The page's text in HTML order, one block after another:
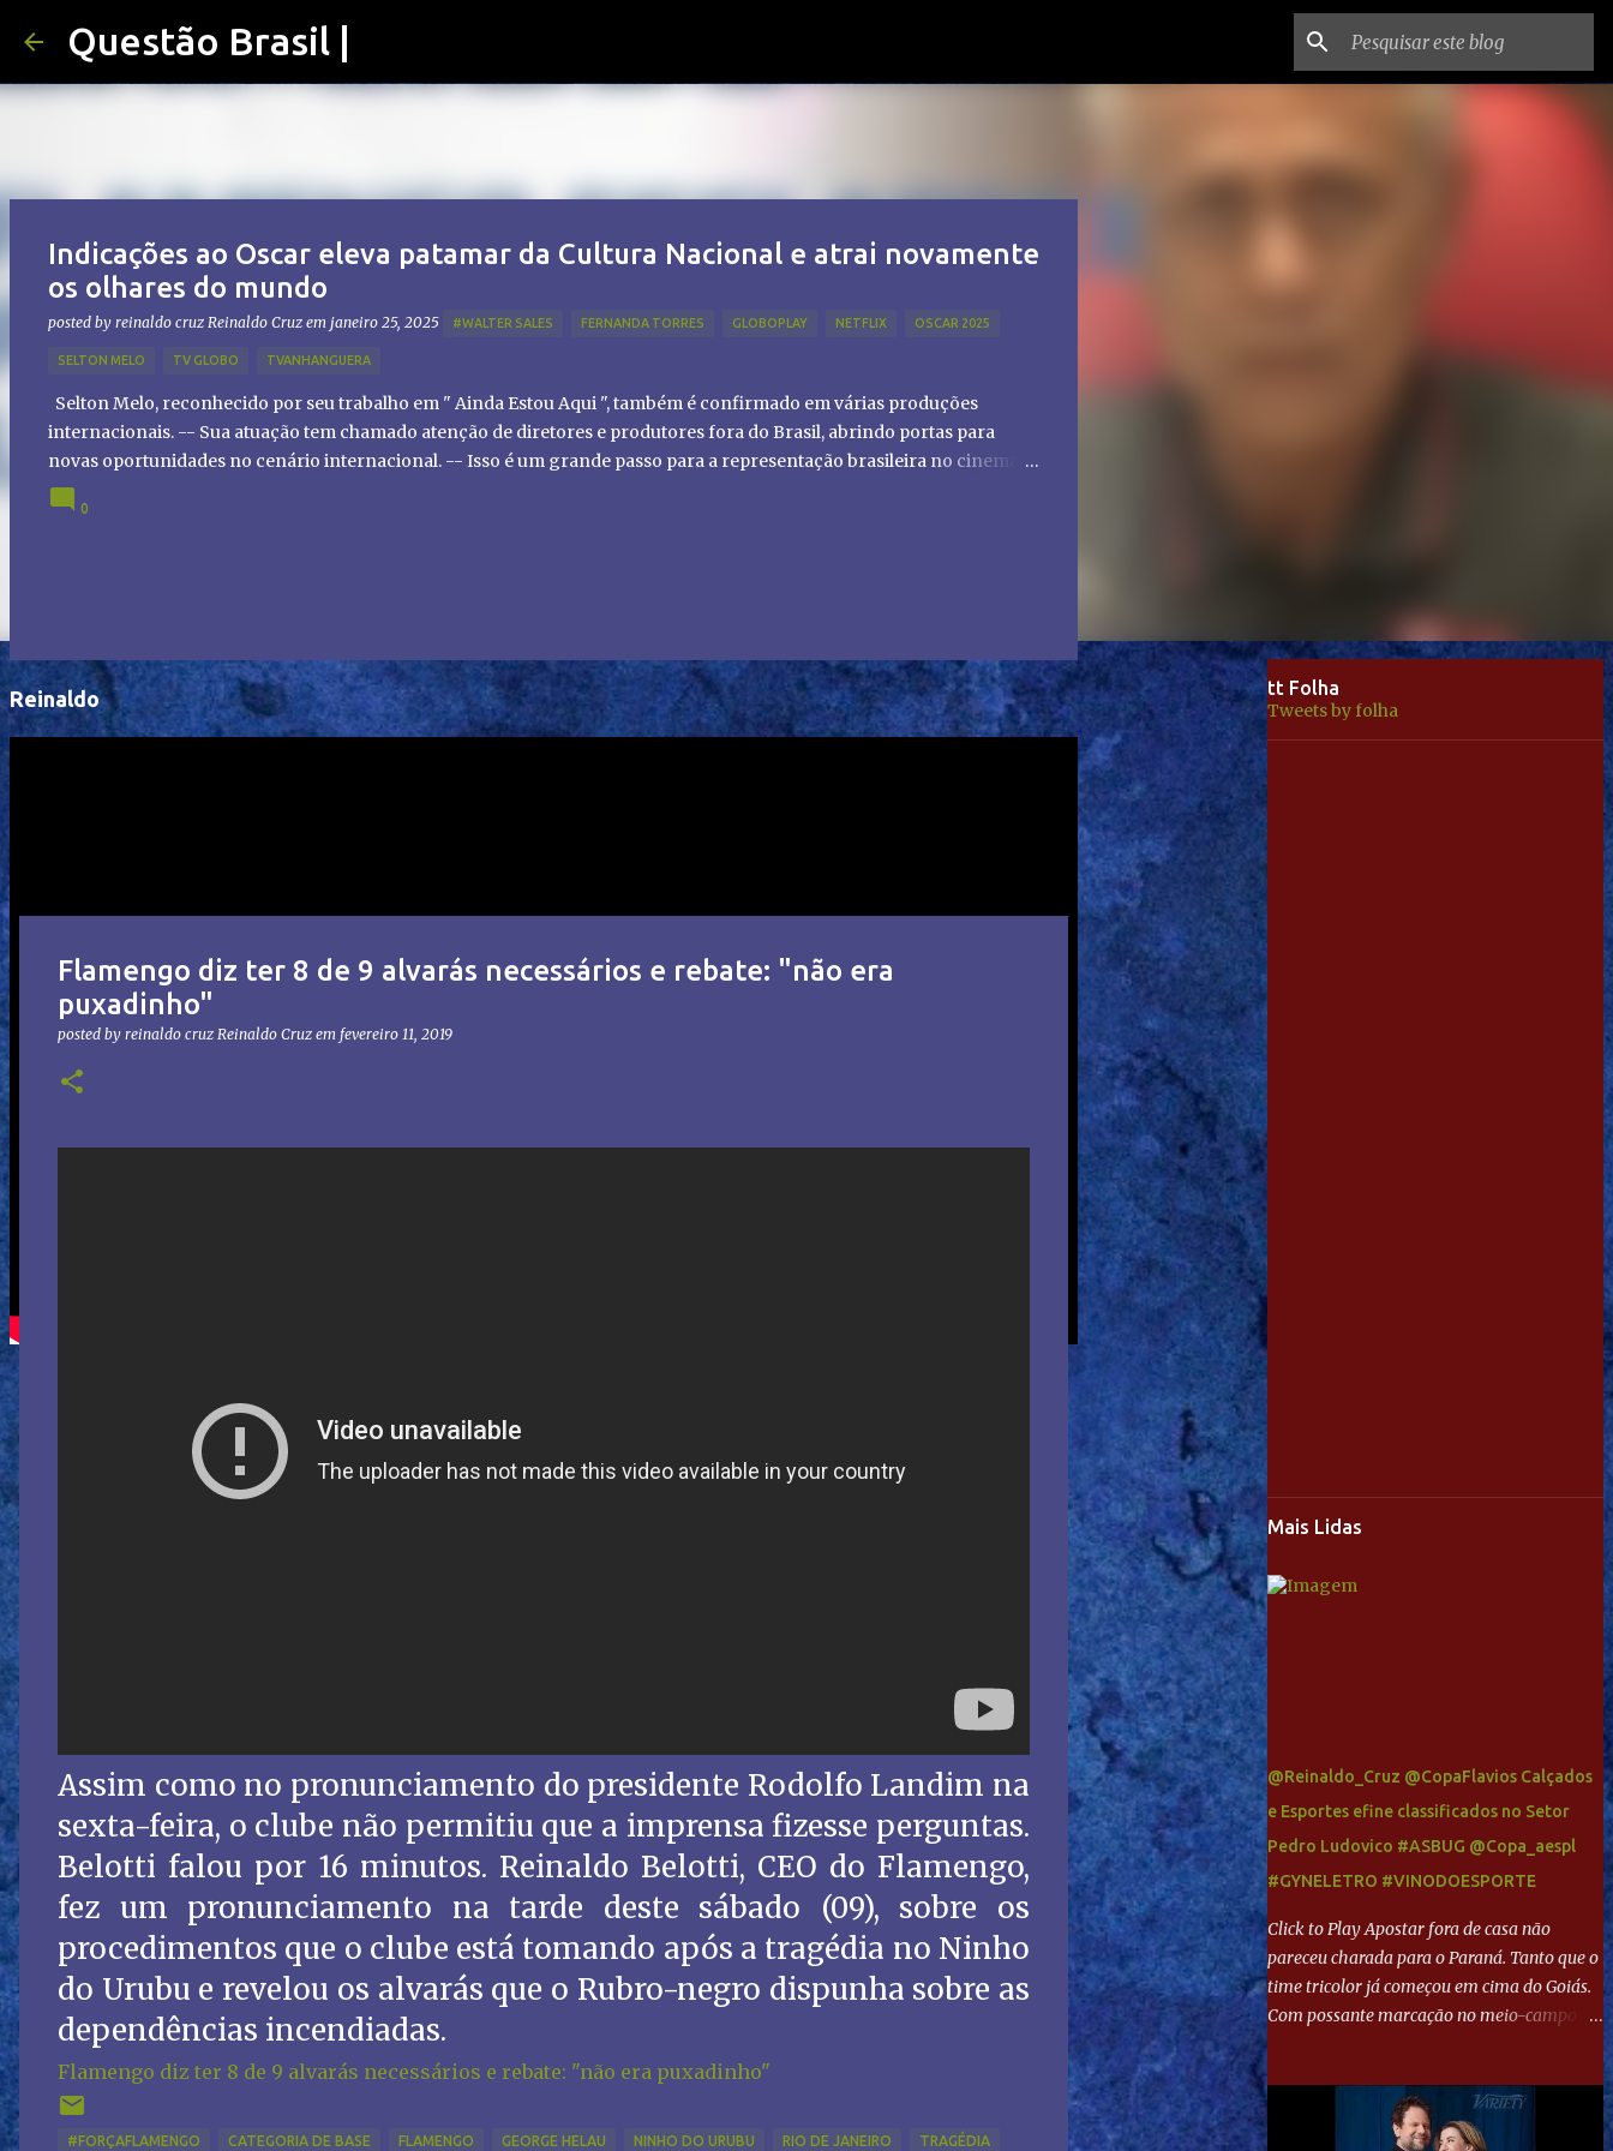
Questão Brasil |
Indicações ao Oscar eleva patamar da Cultura Nacional e atrai novamente
os olhares do mundo
posted by reinaldo cruz Reinaldo Cruz em janeiro 25, 2025 #WALTER SALES FERNANDA TORRES GLOBOPLAY NETFLIX OSCAR 2025
SELTON MELO TV GLOBO TVANHANGUERA
Selton Melo, reconhecido por seu trabalho em " Ainda Estou Aqui ", também é confirmado em várias produções
internacionais. -- Sua atuação tem chamado atenção de diretores e produtores fora do Brasil, abrindo portas para
novas oportunidades no cenário internacional. -- Isso é um grande passo para a representação brasileira no cinema
global!
0
Reinaldo
Flamengo diz ter 8 de 9 alvarás necessários e rebate: "não era
puxadinho"
posted by reinaldo cruz Reinaldo Cruz em fevereiro 11, 2019
Assim como no pronunciamento do presidente Rodolfo Landim na
sexta-feira, o clube não permitiu que a imprensa fizesse perguntas.
Belotti falou por 16 minutos. Reinaldo Belotti, CEO do Flamengo,
fez um pronunciamento na tarde deste sábado (09), sobre os
procedimentos que o clube está tomando após a tragédia no Ninho
do Urubu e revelou os alvarás que o Rubro-negro dispunha sobre as
dependências incendiadas.
Flamengo diz ter 8 de 9 alvarás necessários e rebate: "não era puxadinho"
#FORÇAFLAMENGO CATEGORIA DE BASE FLAMENGO GEORGE HELAU NINHO DO URUBU RIO DE JANEIRO TRAGÉDIA
tt Folha
Tweets by folha
Mais Lidas
@Reinaldo_Cruz @CopaFlavios Calçados
e Esportes efine classificados no Setor
Pedro Ludovico #ASBUG @Copa_aespl
#GYNELETRO #VINODOESPORTE
Click to Play Apostar fora de casa não
pareceu charada para o Paraná. Tanto que o
time tricolor já começou em cima do Goiás.
Com possante marcação no meio-campo e
direita, invadiu a área e bateu cruzado no
canto, sem chance para Harlei. Tal qual o